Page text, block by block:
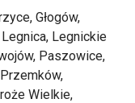
Głogów,
Legnickie
Paszowice,
Wielkie,